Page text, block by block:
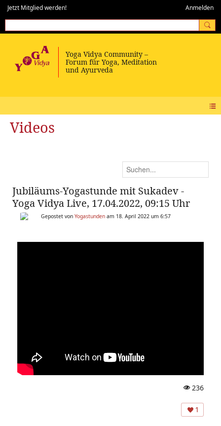
Jetzt Mitglied werden! Anmelden
Videos
Jubiläums-Yogastunde mit Sukadev -
Yoga Vidya Live, 17.04.2022, 09:15 Uhr
Gepostet von Yogastunden am 18. April 2022 um 6:57
ns
ic
236
1